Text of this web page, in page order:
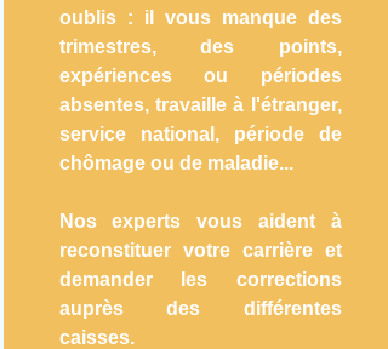
oublis : il vous manque des
trimestres, des points,
expériences ou périodes
absentes, travaille à l'étranger,
service national, période de
chômage ou de maladie...
Nos experts vous aident à
reconstituer votre carrière et
demander les corrections
auprès des différentes
caisses.